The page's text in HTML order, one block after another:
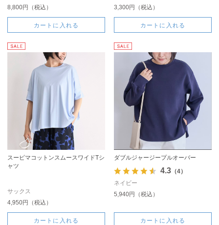
8,800円（税込）
カートに入れる
3,300円（税込）
カートに入れる
スーピマコットンスムースワイドTシ
ャツ
サックス
4,950円（税込）
カートに入れる
ダブルジャージープルオーバー
4.3（4）
ネイビー
5,940円（税込）
カートに入れる